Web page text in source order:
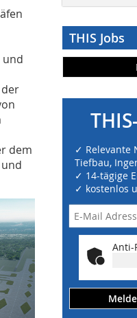
und
dem
THIS Jobs
✓ Relevante
Tiefbau,
✓ 14-tägige
✓ kostenlos
Anti-